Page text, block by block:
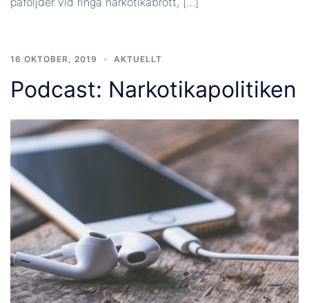
16 OKTOBER, 2019 AKTUELLT
Podcast: Narkotikapolitiken